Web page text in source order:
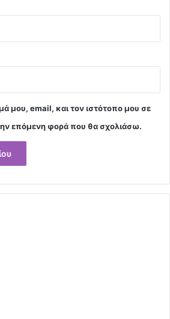
μου, email, και τον ιστότοπο μου σε
επόμενη φορά που θα σχολιάσω.